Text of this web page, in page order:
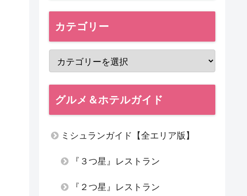
カテゴリー
グルメ＆ホテルガイド
ミシュランガイド【全エリア版】
『３つ星』レストラン
『２つ星』レストラン